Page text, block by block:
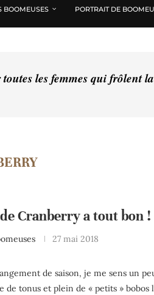
BOOMEUSES PORTRAIT DE
les femmes qui frôlent
Cranberry a tout bon !
27 mai 2018
de saison, je me sens un
de tonus et plein de « petits » bobos